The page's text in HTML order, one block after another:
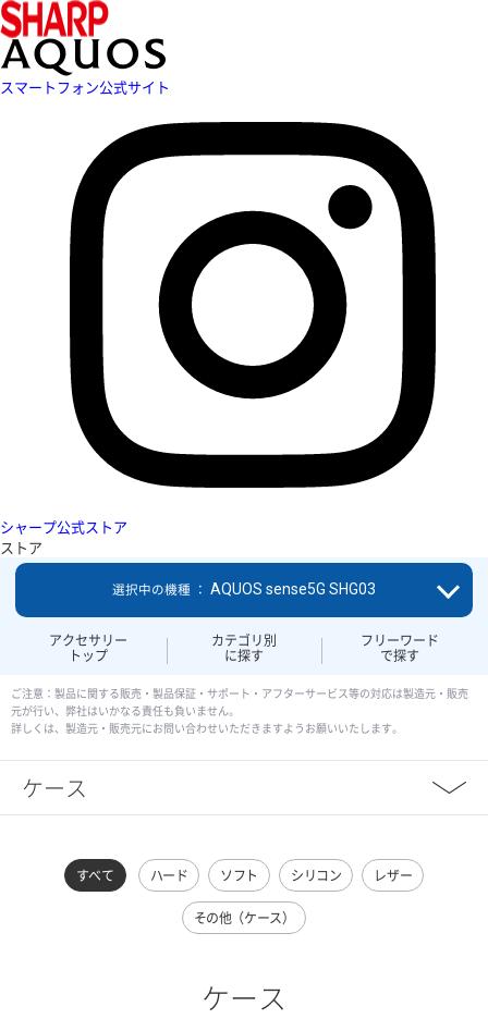
スマートフォン公式サイト
シャープ公式ストア
ストア
アクセサリー
トップ
カテゴリ別
に探す
フリーワード
で探す
選択中の機種 ： AQUOS sense5G SHG03
ご注意：製品に関する販売・製品保証・サポート・アフターサービス等の対応は製造元・販売
元が行い、弊社はいかなる責任も負いません。
詳しくは、製造元・販売元にお問い合わせいただきますようお願いいたします。
ケース
すべて ハード ソフト シリコン レザー
その他（ケース）
ケース